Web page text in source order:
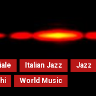
Italian Jazz Jazz
World Music